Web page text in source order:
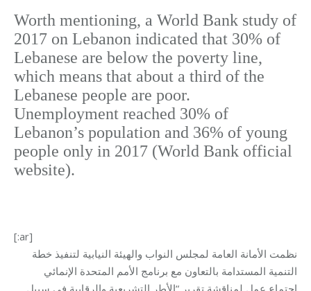
Worth mentioning, a World Bank study of
2017 on Lebanon indicated that 30% of
Lebanese are below the poverty line,
which means that about a third of the
Lebanese people are poor.
Unemployment reached 30% of
Lebanon’s population and 36% of young
people only in 2017 (World Bank official
website).
[:ar]
نظمت الأمانة العامة لمجلس النواب والهيئة النيابية لتنفيذ خطة
التنمية المستدامة بالتعاون مع برنامج الأمم المتحدة الإنمائي
إجتماع عمل لمناقشة تقرير “الأطر التشريعية والرقابية في سبيل